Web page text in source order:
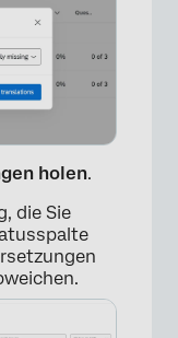
×
holen.
die Sie